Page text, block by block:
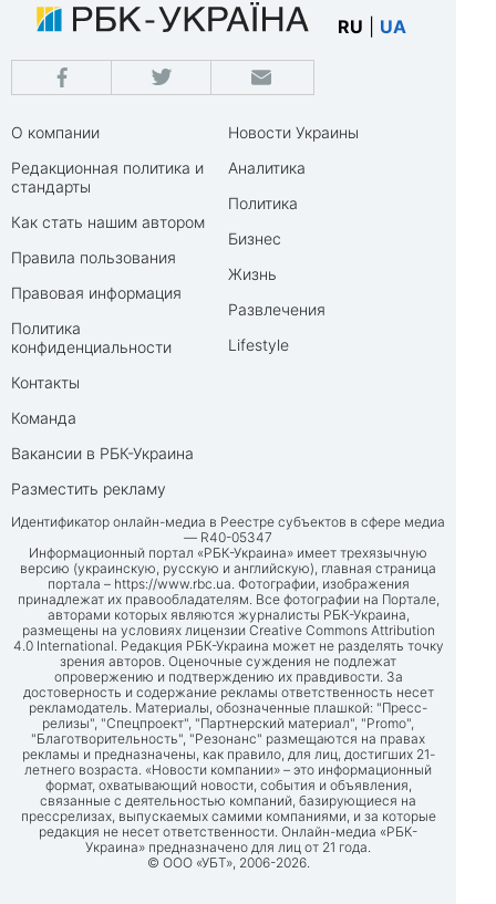
RU UA
О компании
Редакционная политика и
стандарты
Как стать нашим автором
Правила пользования
Правовая информация
Политика
конфиденциальности
Контакты
Команда
Вакансии в РБК-Украина
Разместить рекламу
Новости Украины
Аналитика
Политика
Бизнес
Жизнь
Развлечения
Lifestyle
Идентификатор онлайн-медиа в Реестре субъектов в сфере медиа
— R40-05347
Информационный портал «РБК-Украина» имеет трехязычную
версию (украинскую, русскую и английскую), главная страница
портала – https://www.rbc.ua . Фотографии, изображения
принадлежат их правообладателям. Все фотографии на Портале,
авторами которых являются журналисты РБК-Украина,
размещены на условиях лицензии Creative Commons Attribution
4.0 International. Редакция РБК-Украина может не разделять точку
зрения авторов. Оценочные суждения не подлежат
опровержению и подтверждению их правдивости. За
достоверность и содержание рекламы ответственность несет
рекламодатель. Материалы, обозначенные плашкой: "Пресс-
релизы", "Спецпроект", "Партнерский материал", "Promo",
"Благотворительность", "Резонанс" размещаются на правах
рекламы и предназначены, как правило, для лиц, достигших 21-
летнего возраста. «Новости компании» – это информационный
формат, охватывающий новости, события и объявления,
связанные с деятельностью компаний, базирующиеся на
прессрелизах, выпускаемых самими компаниями, и за которые
редакция не несет ответственности. Онлайн-медиа «РБК-
Украина» предназначено для лиц от 21 года.
© ООО «УБТ», 2006-2026.